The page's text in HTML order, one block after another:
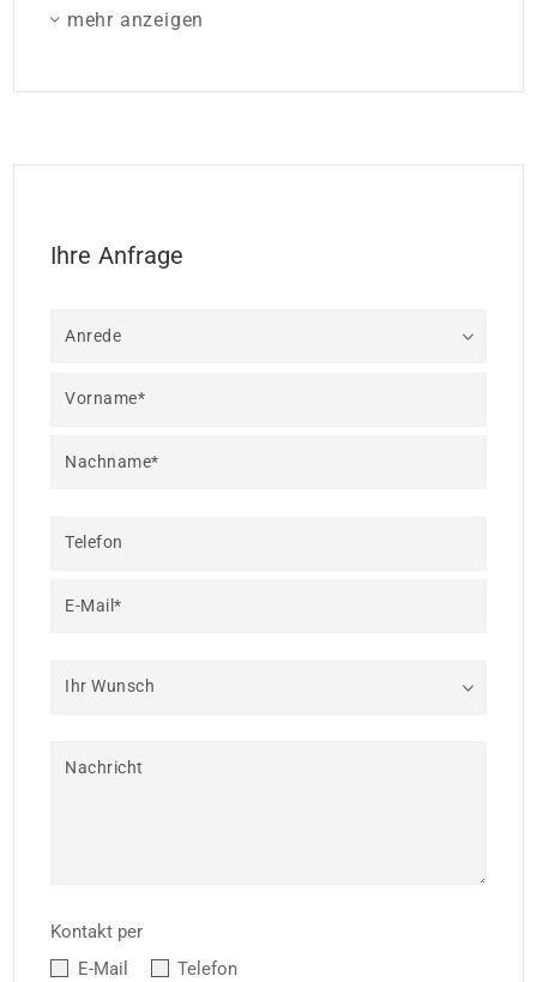
mehr anzeigen
Ihre Anfrage
Anrede
Vorname*
Nachname*
Telefon
E-Mail*
Ihr Wunsch
Nachricht
Kontakt per
E-Mail
Telefon